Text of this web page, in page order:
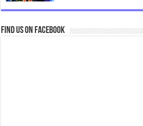
Find us on Facebook